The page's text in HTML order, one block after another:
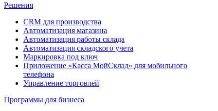
Решения
CRM для производства
Автоматизация магазина
Автоматизация работы склада
Автоматизация складского учета
Маркировка под ключ
Приложение «Касса МойСклад» для мобильного
телефона
Управление торговлей
Программы для бизнеса